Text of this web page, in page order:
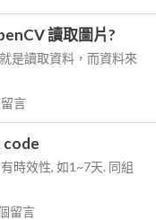
讀取圖片?
是讀取資料，而資料來
言
code
時效性, 如1~7天. 同組
留言